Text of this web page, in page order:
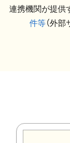
連携機関が提供
件等（外